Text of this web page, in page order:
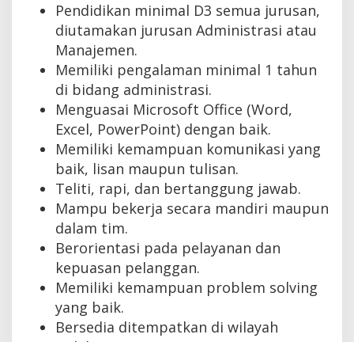
Pendidikan minimal D3 semua jurusan,
diutamakan jurusan Administrasi atau
Manajemen.
Memiliki pengalaman minimal 1 tahun
di bidang administrasi.
Menguasai Microsoft Office (Word,
Excel, PowerPoint) dengan baik.
Memiliki kemampuan komunikasi yang
baik, lisan maupun tulisan.
Teliti, rapi, dan bertanggung jawab.
Mampu bekerja secara mandiri maupun
dalam tim.
Berorientasi pada pelayanan dan
kepuasan pelanggan.
Memiliki kemampuan problem solving
yang baik.
Bersedia ditempatkan di wilayah